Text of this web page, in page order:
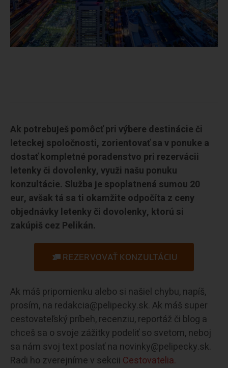
Ak potrebuješ pomôcť pri výbere destinácie či
leteckej spoločnosti, zorientovať sa v ponuke a
dostať kompletné poradenstvo pri rezervácii
letenky či dovolenky, využi našu ponuku
konzultácie. Služba je spoplatnená sumou 20
eur, avšak tá sa ti okamžite odpočíta z ceny
objednávky letenky či dovolenky, ktorú si
zakúpiš cez Pelikán.
REZERVOVAŤ KONZULTÁCIU
Ak máš pripomienku alebo si našiel chybu, napíš,
prosím, na redakcia@pelipecky.sk. Ak máš super
cestovateľský príbeh, recenziu, reportáž či blog a
chceš sa o svoje zážitky podeliť so svetom, neboj
sa nám svoj text poslať na novinky@pelipecky.sk.
Radi ho zverejníme v sekcii Cestovatelia.